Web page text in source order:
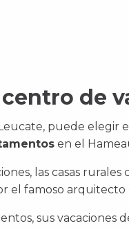
de
puede elegir
en el
las casas
el famoso
sus vacaciones